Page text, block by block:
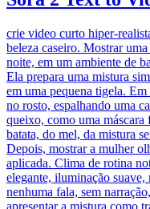
crie video curto hiper-
beleza caseiro. Mostrar
noite, em um ambiente de
Ela prepara uma mistura
em uma pequena tigela.
no rosto, espalhando uma
queixo, como uma máscara
batata, do mel, da mistura
Depois, mostrar a mulher
aplicada. Clima de rotina
elegante, iluminação
nenhuma fala, sem
apresentar a mistura como